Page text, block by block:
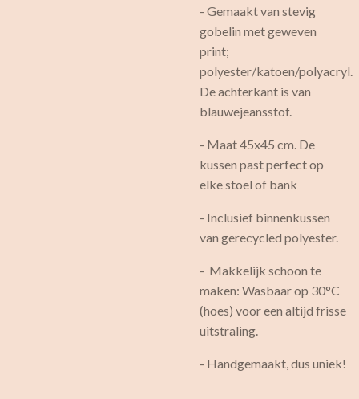
- Gemaakt van stevig
gobelin met geweven
print;
polyester/katoen/polyacryl.
De achterkant is van
blauwejeansstof.
- Maat 45x45 cm. De
kussen past perfect op
elke stoel of bank
- Inclusief binnenkussen
van gerecycled polyester.
- Makkelijk schoon te
maken: Wasbaar op 30°C
(hoes) voor een altijd frisse
uitstraling.
- Handgemaakt, dus uniek!